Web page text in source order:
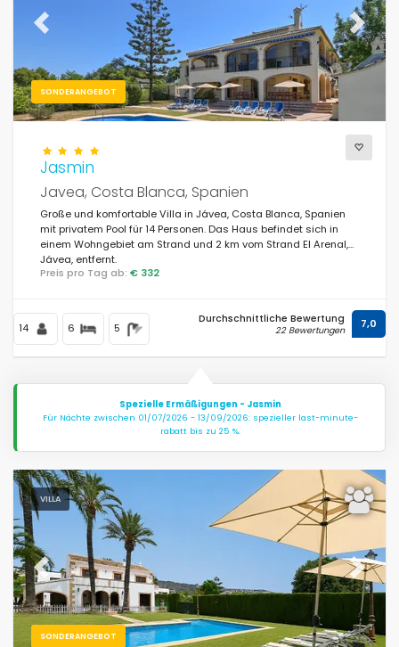
SONDERANGEBOT
Previous Next
Jasmin
Javea, Costa Blanca, Spanien
Große und komfortable Villa in Jávea, Costa Blanca, Spanien
mit privatem Pool für 14 Personen. Das Haus befindet sich in
einem Wohngebiet am Strand und 2 km vom Strand El Arenal,
Jávea, entfernt.
Preis pro Tag ab: € 332
14 6 5
Durchschnittliche Bewertung
22 Bewertungen 7,0
Spezielle Ermäßigungen - Jasmin
Für Nächte zwischen 01/07/2026 - 13/09/2026: spezieller last-minute-
rabatt bis zu 25 %.
VILLA
SONDERANGEBOT
Previous Next